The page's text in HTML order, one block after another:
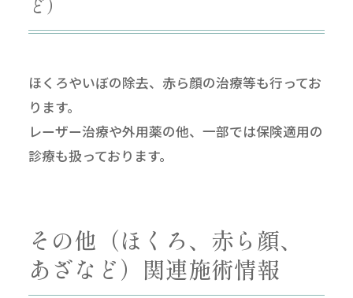
ほくろやいぼの除去、赤ら顔の治療等も行ってお
ります。
レーザー治療や外用薬の他、一部では保険適用の
診療も扱っております。
その他（ほくろ、赤ら顔、
あざなど）関連施術情報